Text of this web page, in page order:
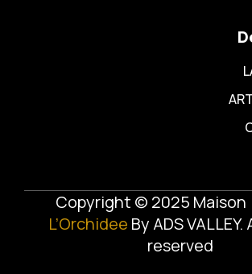
Copyright © 2025 Maison
L’Orchidee By ADS VALLEY.
reserved